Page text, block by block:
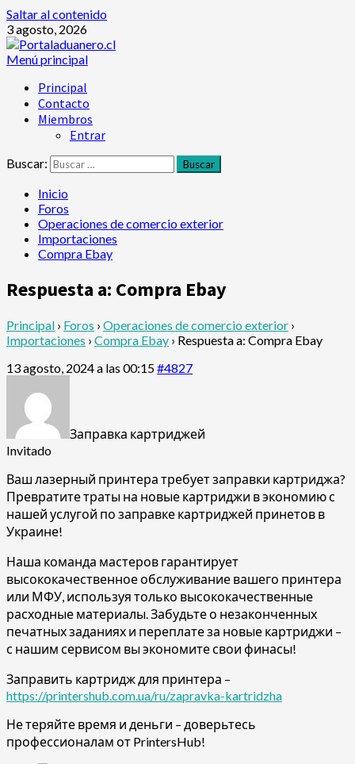
Saltar al contenido
3 agosto, 2026
Menú principal
Principal
Contacto
Miembros
Entrar
Buscar:
Inicio
Foros
Operaciones de comercio exterior
Importaciones
Compra Ebay
Respuesta a: Compra Ebay
Principal › Foros › Operaciones de comercio exterior ›
Importaciones › Compra Ebay › Respuesta a: Compra Ebay
13 agosto, 2024 a las 00:15#4827
Заправка картриджей
Invitado
Ваш лазерный принтера требует заправки картриджа?
Превратите траты на новые картриджи в экономию с
нашей услугой по заправке картриджей принетов в
Украине!
Наша команда мастеров гарантирует
высококачественное обслуживание вашего принтера
или МФУ, используя только высококачественные
расходные материалы. Забудьте о незаконченных
печатных заданиях и переплате за новые картриджи –
с нашим сервисом вы экономите свои финасы!
Заправить картридж для принтера –
https://printershub.com.ua/ru/zapravka-kartridzha
Не теряйте время и деньги – доверьтесь
профессионалам от PrintersHub!